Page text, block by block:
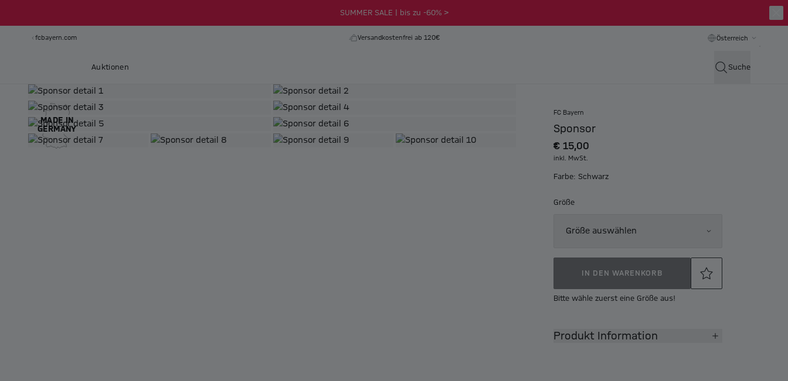
SUMMER SALE | bis zu -60% >
fcbayern.com Versandkostenfrei ab 120€ Österreich
Auktionen Suche
MADE IN
GERMANY
FC Bayern
Sponsor
€ 15,00
inkl. MwSt.
Farbe: Schwarz
Größe
Größe auswählen
IN DEN WARENKORB
Bitte wähle zuerst eine Größe aus!
Produkt Information